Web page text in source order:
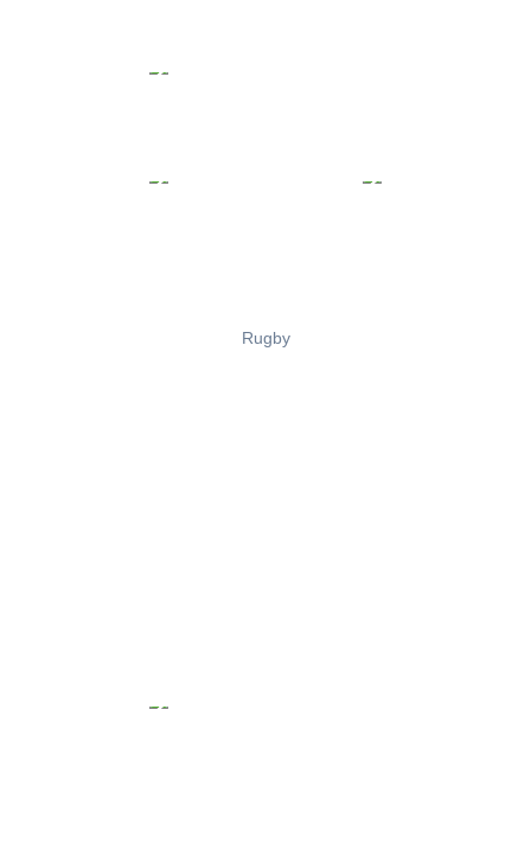
Rugby